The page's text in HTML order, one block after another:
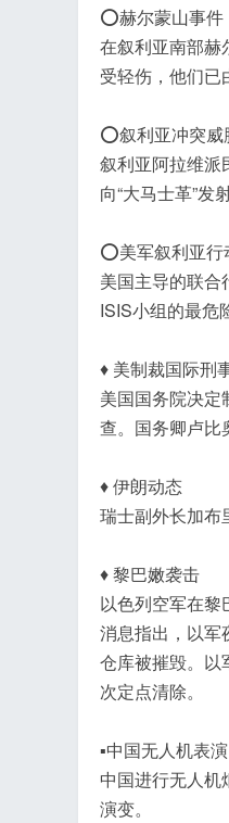
⭕赫尔蒙山事件
在叙利亚南部赫
受轻伤，他们已
⭕叙利亚冲突威
叙利亚阿拉维派
向“大马士革”发
⭕美军叙利亚行
美国主导的联合
ISIS小组的最危
♦ 美制裁国际刑
美国国务院决
查。国务卿卢比
♦ 伊朗动态
瑞士副外长加布
♦ 黎巴嫩袭击
以色列空军在黎
消息指出，以军
仓库被摧毁。以
次定点清除。
▪中国无人机表演
中国进行无人
演变。